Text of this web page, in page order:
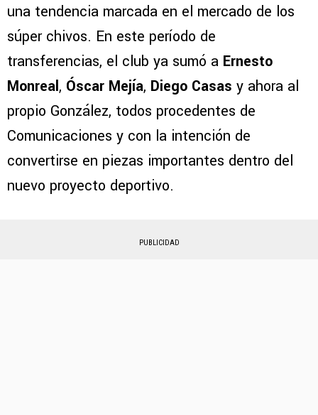
una tendencia marcada en el mercado de los
súper chivos. En este período de
transferencias, el club ya sumó a Ernesto
Monreal, Óscar Mejía, Diego Casas y ahora al
propio González, todos procedentes de
Comunicaciones y con la intención de
convertirse en piezas importantes dentro del
nuevo proyecto deportivo.
PUBLICIDAD